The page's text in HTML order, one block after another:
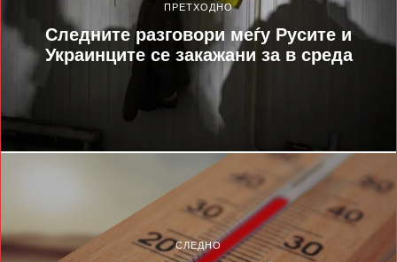
ПРЕТХОДНО
Следните разговори меѓу Русите и
Украинците се закажани за в среда
СЛЕДНО